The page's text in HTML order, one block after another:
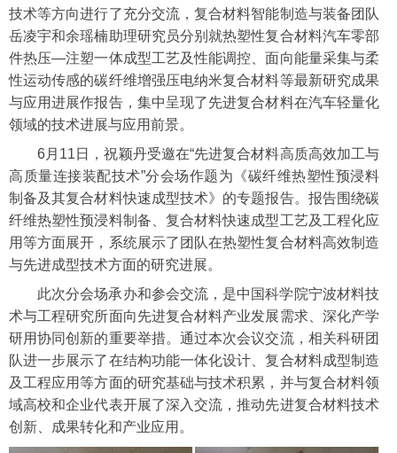
技术等方向进行了充分交流，复合材料智能制造与装备团队
岳凌宇和余瑶楠助理研究员分别就热塑性复合材料汽车零部
件热压—注塑一体成型工艺及性能调控、面向能量采集与柔
性运动传感的碳纤维增强压电纳米复合材料等最新研究成果
与应用进展作报告，集中呈现了先进复合材料在汽车轻量化
领域的技术进展与应用前景。
6月11日，祝颖丹受邀在“先进复合材料高质高效加工与
高质量连接装配技术”分会场作题为《碳纤维热塑性预浸料
制备及其复合材料快速成型技术》的专题报告。报告围绕碳
纤维热塑性预浸料制备、复合材料快速成型工艺及工程化应
用等方面展开，系统展示了团队在热塑性复合材料高效制造
与先进成型技术方面的研究进展。
此次分会场承办和参会交流，是中国科学院宁波材料技
术与工程研究所面向先进复合材料产业发展需求、深化产学
研用协同创新的重要举措。通过本次会议交流，相关科研团
队进一步展示了在结构功能一体化设计、复合材料成型制造
及工程应用等方面的研究基础与技术积累，并与复合材料领
域高校和企业代表开展了深入交流，推动先进复合材料技术
创新、成果转化和产业应用。